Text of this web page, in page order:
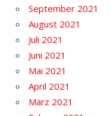
September 2021
August 2021
Juli 2021
Juni 2021
Mai 2021
April 2021
März 2021